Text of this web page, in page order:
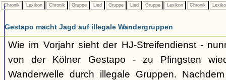
Chronik Lexikon Chronik Gruppe Lied Gruppe Lied Gruppe Lexikon Chronik
Gestapo macht Jagd auf illegale Wandergruppen
Wie im Vorjahr sieht der HJ-Streifendienst -
von der Kölner Gestapo - zu Pfingsten
Wanderwelle durch illegale Gruppen.